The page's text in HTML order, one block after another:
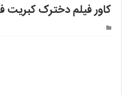
کاور فیلم دخترک